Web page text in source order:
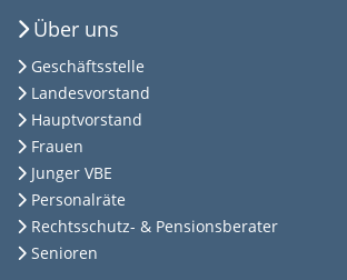
Über uns
Geschäftsstelle
Landesvorstand
Hauptvorstand
Frauen
Junger VBE
Personalräte
Rechtsschutz- & Pensionsberater
Senioren